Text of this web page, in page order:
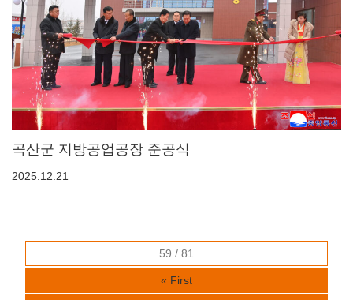
곡산군 지방공업공장 준공식
2025.12.21
59 / 81
« First